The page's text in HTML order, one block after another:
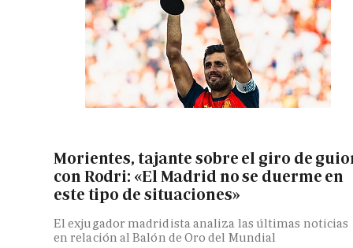
Morientes, tajante sobre el giro de
con Rodri: «El Madrid no se duerme en
este tipo de situaciones»
El exjugador madridista analiza las últimas noticias
en relación al Balón de Oro del Mundial